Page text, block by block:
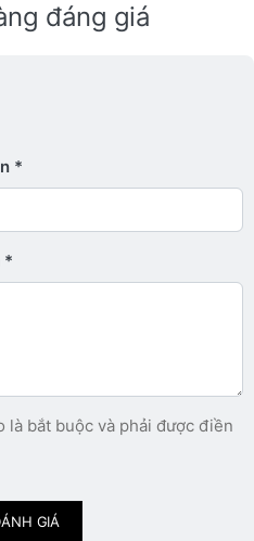
đáng giá
giá: 4 trên 5
3 trên 5 sao.
trên 5 sao.
5 sao. Xấu
là bắt buộc và phải được điền
GIÁ